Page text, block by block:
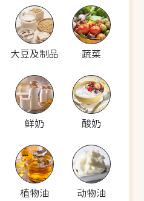
大豆及制品 蔬菜
鲜奶 酸奶
植物油 动物油